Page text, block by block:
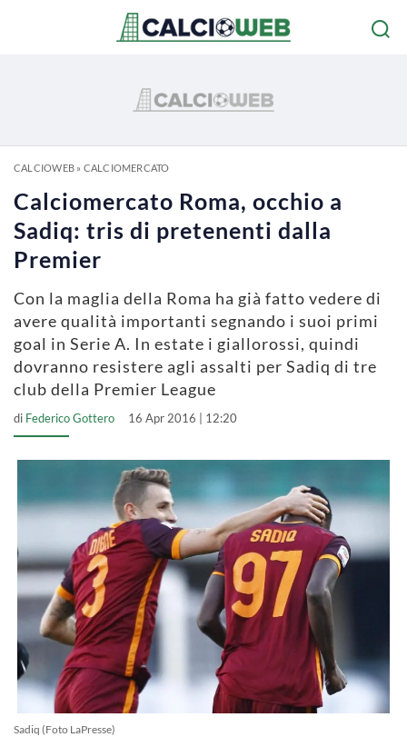
CALCIOWEB» CALCIOMERCATO
Calciomercato Roma, occhio a
Sadiq: tris di pretenenti dalla
Premier
Con la maglia della Roma ha già fatto vedere di
avere qualità importanti segnando i suoi primi
goal in Serie A. In estate i giallorossi, quindi
dovranno resistere agli assalti per Sadiq di tre
club della Premier League
di Federico Gottero 16 Apr 2016 | 12:20
Sadiq (Foto LaPresse)